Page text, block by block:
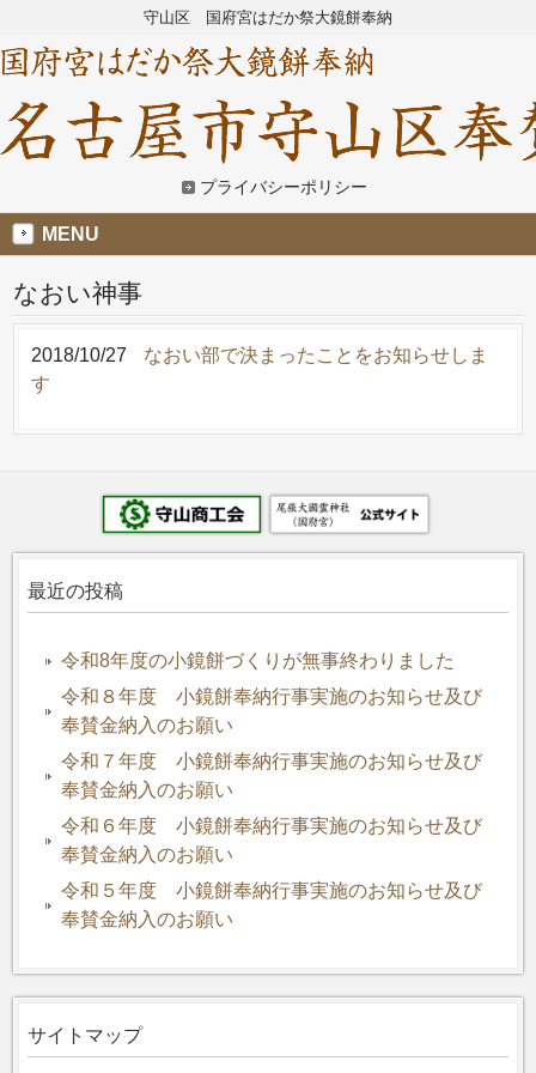
守山区 国府宮はだか祭大鏡餅奉納
プライバシーポリシー
MENU
なおい神事
2018/10/27
なおい部で決まったことをお知らせしま
す
最近の投稿
令和8年度の小鏡餅づくりが無事終わりました
令和８年度 小鏡餅奉納行事実施のお知らせ及び
奉賛金納入のお願い
令和７年度 小鏡餅奉納行事実施のお知らせ及び
奉賛金納入のお願い
令和６年度 小鏡餅奉納行事実施のお知らせ及び
奉賛金納入のお願い
令和５年度 小鏡餅奉納行事実施のお知らせ及び
奉賛金納入のお願い
サイトマップ